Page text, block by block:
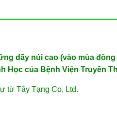
dãy núi cao (vào mùa
Học của Bệnh Viện Truyền
từ Tây Tạng Co, Ltd.